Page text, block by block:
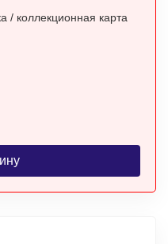
/ коллекционная карта